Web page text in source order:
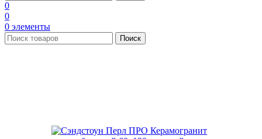
0
0
0 элементы
Поиск